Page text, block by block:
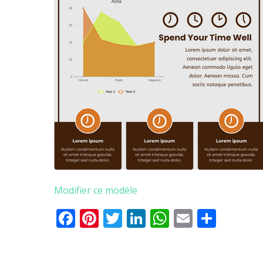
Modifier ce modèle
Facebook
Pinterest
Twitter
LinkedIn
WhatsApp
Email